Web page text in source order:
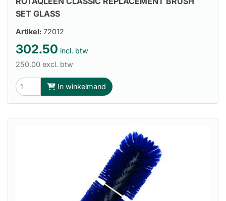
SET GLASS
Artikel: 72012
302.50 incl. btw
250.00 excl. btw
In winkelmand